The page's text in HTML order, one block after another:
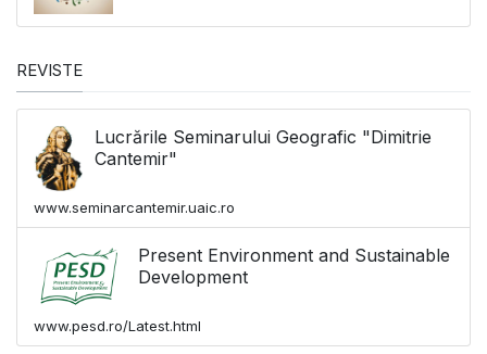
REVISTE
Lucrările Seminarului Geografic "Dimitrie
Cantemir"
www.seminarcantemir.uaic.ro
Present Environment and Sustainable
Development
www.pesd.ro/Latest.html